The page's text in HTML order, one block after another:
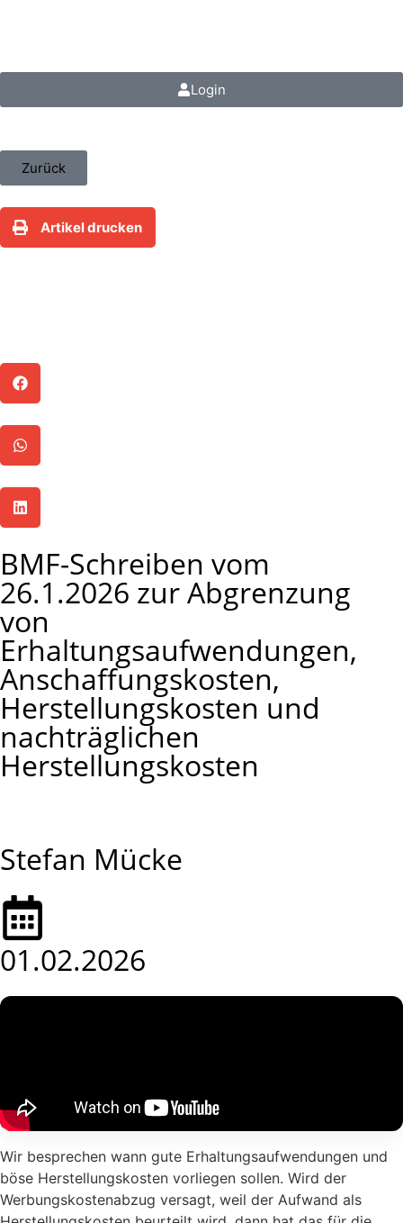
Login
Zurück
Artikel drucken
BMF-Schreiben vom
26.1.2026 zur Abgrenzung
von
Erhaltungsaufwendungen,
Anschaffungskosten,
Herstellungskosten und
nachträglichen
Herstellungskosten
Stefan Mücke
01.02.2026
Wir besprechen wann gute Erhaltungsaufwendungen und
böse Herstellungskosten vorliegen sollen. Wird der
Werbungskostenabzug versagt, weil der Aufwand als